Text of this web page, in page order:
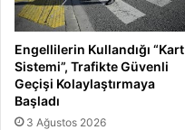
Engellilerin Kullandığı “Kart
Sistemi”, Trafikte Güvenli
Geçişi Kolaylaştırmaya
Başladı
3 Ağustos 2026